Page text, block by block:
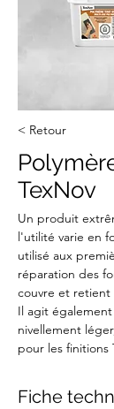
< Retour
TexNov
Un produit
l'utilité varie en
utilisé aux
réparation des
couvre et retient
Il agit
nivellement
pour les finitions
Fiche